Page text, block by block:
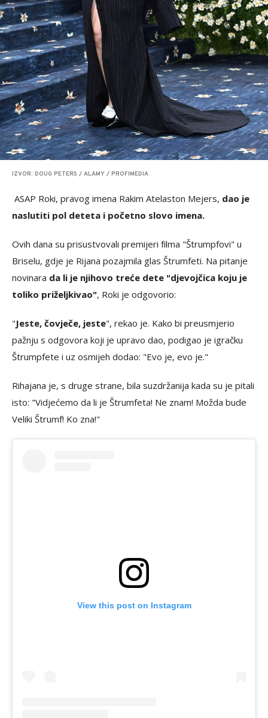
IZVOR: DOUG PETERS / ALAMY / PROFIMEDIA
ASAP Roki, pravog imena Rakim Atelaston Mejers, dao je
naslutiti pol deteta i početno slovo imena.
Ovih dana su prisustvovali premijeri filma "Štrumpfovi" u
Briselu, gdje je Rijana pozajmila glas Štrumfeti. Na pitanje
novinara da li je njihovo treće dete "djevojčica koju je
toliko priželjkivao", Roki je odgovorio:
"Jeste, čovječe, jeste", rekao je. Kako bi preusmjerio
pažnju s odgovora koji je upravo dao, podigao je igračku
Štrumpfete i uz osmijeh dodao: "Evo je, evo je."
Rihajana je, s druge strane, bila suzdržanija kada su je pitali
isto: "Vidjećemo da li je Štrumfeta! Ne znam! Možda bude
Veliki Štrumf! Ko zna!"
View this post on Instagram